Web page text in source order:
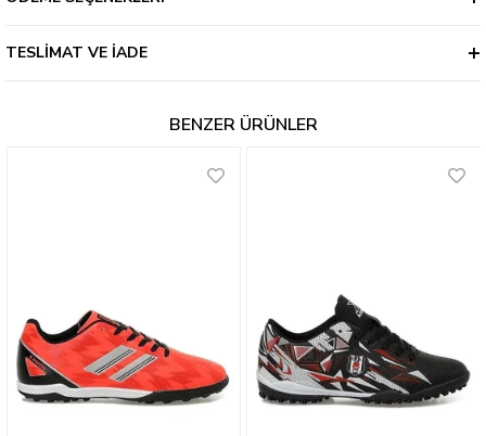
TESLIMAT VE İADE
BENZER ÜRÜNLER